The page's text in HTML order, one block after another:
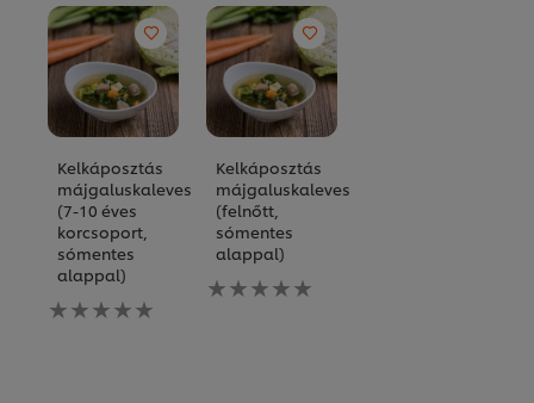
Kelkáposztás
májgaluskaleves
(7-10 éves
korcsoport,
sómentes
alappal)
Nem
küldtek
Kelkáposztás
májgaluskaleves
(felnőtt,
sómentes
alappal)
Nem
küldtek